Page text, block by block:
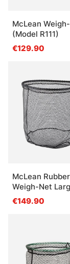
McLean
(Model R111)
€129.90
McLean
Weigh-Net
€149.90